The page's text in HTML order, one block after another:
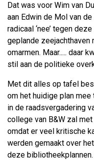
Dat was voor Wim van
aan Edwin de Mol van
radicaal ‘nee’ tegen
geplande zeejachthaven
omarmen. Maar..... daar
stil aan de politieke
Met dit alles op tafel
om het huidige plan
in de raadsvergadering
college van B&W zal
omdat er veel kritische
werden gemaakt over
deze